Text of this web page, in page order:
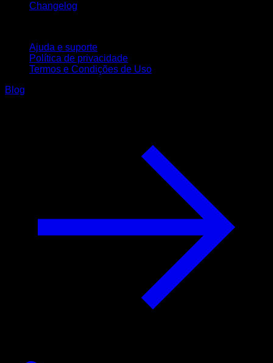
Changelog
Ajuda e suporte
Política de privacidade
Termos e Condições de Uso
Blog